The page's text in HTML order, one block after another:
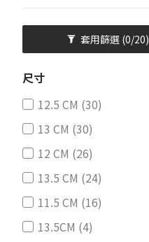
套用篩選 (0/20)
尺寸
12.5 CM (30)
13 CM (30)
12 CM (26)
13.5 CM (24)
11.5 CM (16)
13.5CM (4)